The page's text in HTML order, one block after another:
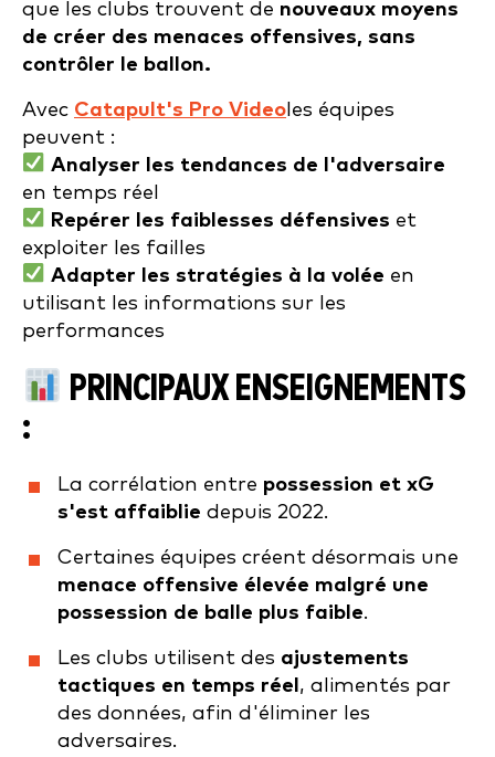
que les clubs trouvent de nouveaux moyens
de créer des menaces offensives, sans
contrôler le ballon.
Avec Catapult's Pro Video les équipes
peuvent :
Analyser les tendances de l'adversaire
en temps réel
Repérer les faiblesses défensives et
exploiter les failles
Adapter les stratégies à la volée en
utilisant les informations sur les
performances
PRINCIPAUX ENSEIGNEMENTS
:
La corrélation entre possession et xG
s'est affaiblie depuis 2022.
Certaines équipes créent désormais une
menace offensive élevée malgré une
possession de balle plus faible.
Les clubs utilisent des ajustements
tactiques en temps réel , alimentés par
des données, afin d'éliminer les
adversaires.